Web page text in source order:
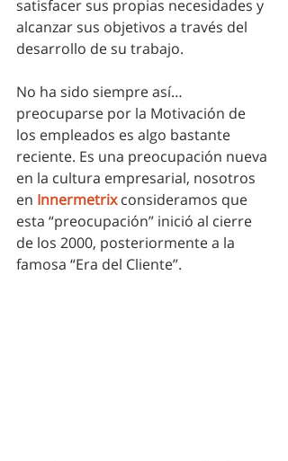
satisfacer sus propias necesidades y
alcanzar sus objetivos a través del
desarrollo de su trabajo.
No ha sido siempre así…
preocuparse por la Motivación de
los empleados es algo bastante
reciente. Es una preocupación nueva
en la cultura empresarial, nosotros
en Innermetrix consideramos que
esta “preocupación” inició al cierre
de los 2000, posteriormente a la
famosa “Era del Cliente”.